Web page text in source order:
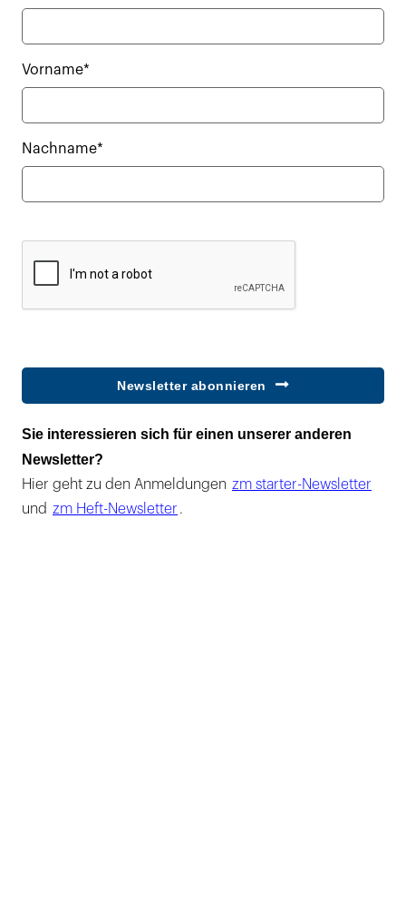
Vorname*
Nachname*
Newsletter abonnieren
Sie interessieren sich für einen unserer anderen
Newsletter?
Hier geht zu den Anmeldungen zm starter-Newsletter
und zm Heft-Newsletter .